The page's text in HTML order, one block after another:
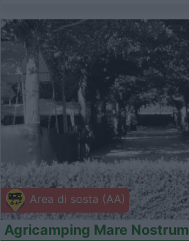
Area di sosta (AA)
Agricamping Mare Nostrum